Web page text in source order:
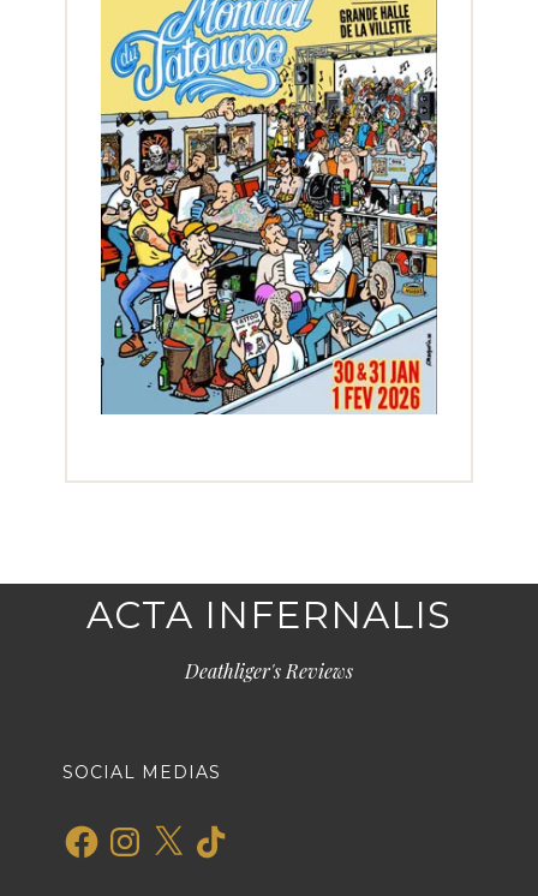
ACTA INFERNALIS
Deathliger's Reviews
SOCIAL MEDIAS
FacebookInstagram
X TikTok